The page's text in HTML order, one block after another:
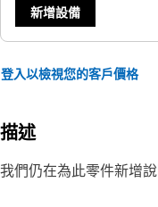
新增設備
登入以檢視您的客戶價格
描述
我們仍在為此零件新增說